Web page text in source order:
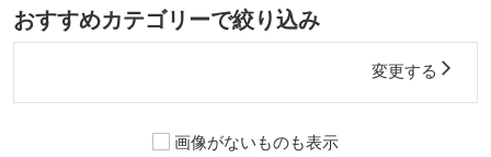
おすすめカテゴリーで絞り込み
変更する arrow_forward_ios
画像がないものも表示